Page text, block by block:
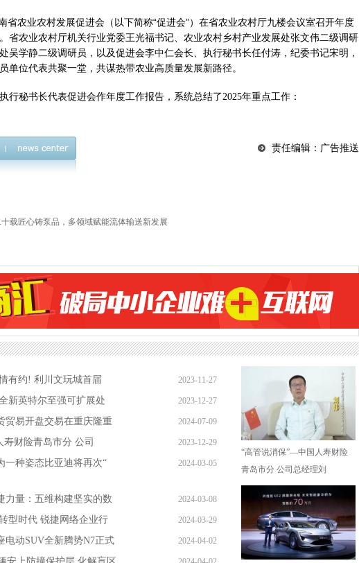
省农业农村发展促进会（以下简称“促进会”）在省农业农村厅九楼会议室召开年度
省农业农村厅机关行业党委王光福书记、农业农村乡村产业发展处张文伟二级调研
吴学静二级调研员，以及促进会李中仁会长、执行秘书长任付涛，纪委书记宋明，
单位代表共聚一堂，共谋热带农业高质量发展新路径。
行秘书长代表促进会作年度工作报告，系统总结了2025年重点工作：
责任编辑：广告推送
载匠心铸泵品，多领域赋能流体输送新发展
有约! 利川文玩城首届 2023-11-27
新英特尔至强可扩展处 2023-12-27
贸易开盘交易在重庆隆重 2024-07-09
财险青岛市分 公司 2023-12-29
一种姿态比亚迪将再次“ 2024-03-05
力量：五维构建坚实的数 2024-03-08
型时代 锐捷网络企业行 2024-03-29
电动SUV全新腾势N7正式 2024-04-02
“高管说消保”—中国人寿财险
青岛市分 公司总经理刘